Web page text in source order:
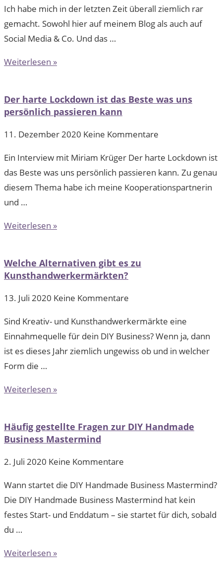
Ich habe mich in der letzten Zeit überall ziemlich rar
gemacht. Sowohl hier auf meinem Blog als auch auf
Social Media & Co. Und das …
Weiterlesen »
Der harte Lockdown ist das Beste was uns
persönlich passieren kann
11. Dezember 2020 Keine Kommentare
Ein Interview mit Miriam Krüger Der harte Lockdown ist
das Beste was uns persönlich passieren kann. Zu genau
diesem Thema habe ich meine Kooperationspartnerin
und …
Weiterlesen »
Welche Alternativen gibt es zu
Kunsthandwerkermärkten?
13. Juli 2020 Keine Kommentare
Sind Kreativ- und Kunsthandwerkermärkte eine
Einnahmequelle für dein DIY Business? Wenn ja, dann
ist es dieses Jahr ziemlich ungewiss ob und in welcher
Form die …
Weiterlesen »
Häufig gestellte Fragen zur DIY Handmade
Business Mastermind
2. Juli 2020 Keine Kommentare
Wann startet die DIY Handmade Business Mastermind?
Die DIY Handmade Business Mastermind hat kein
festes Start- und Enddatum – sie startet für dich, sobald
du …
Weiterlesen »